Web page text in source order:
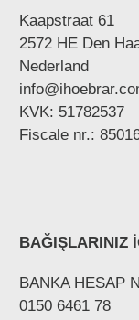
Kaapstraat 61
2572 HE Den
Nederland
KVK: 51782537
Fiscale nr.:
BAĞIŞLARINIZ
BANKA HESAP
0150 6461 78